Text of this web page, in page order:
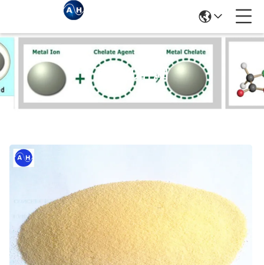
商品の詳細